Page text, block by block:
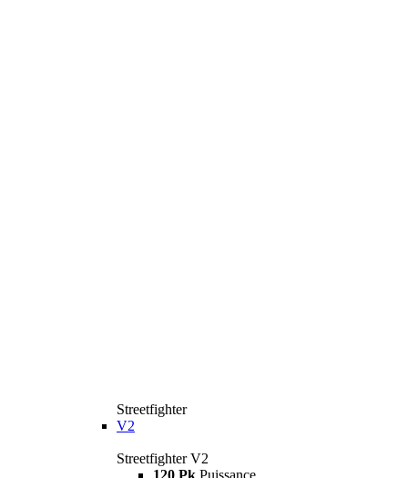
Streetfighter
V2
Streetfighter V2
120 Pk Puissance